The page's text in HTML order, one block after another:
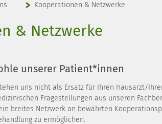
Kooperationen & Netzwerke
& Netzwerke
unserer Patient*innen
uns nicht als Ersatz für Ihren Hausarzt/
Fragestellungen aus unseren
breites Netzwerk an bewährten
zu ermöglichen.